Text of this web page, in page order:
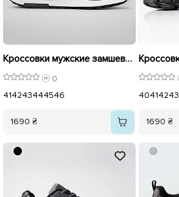
Кроссовки мужские замшевые 596390 Черные
0
414243444546
1690 ₴
40414243
1690 ₴